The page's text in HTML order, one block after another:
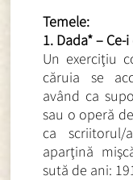
Temele:
1. Dada* –
Un exerciţiu
căruia se
având ca
sau o operă
ca
aparţină
sută de ani: